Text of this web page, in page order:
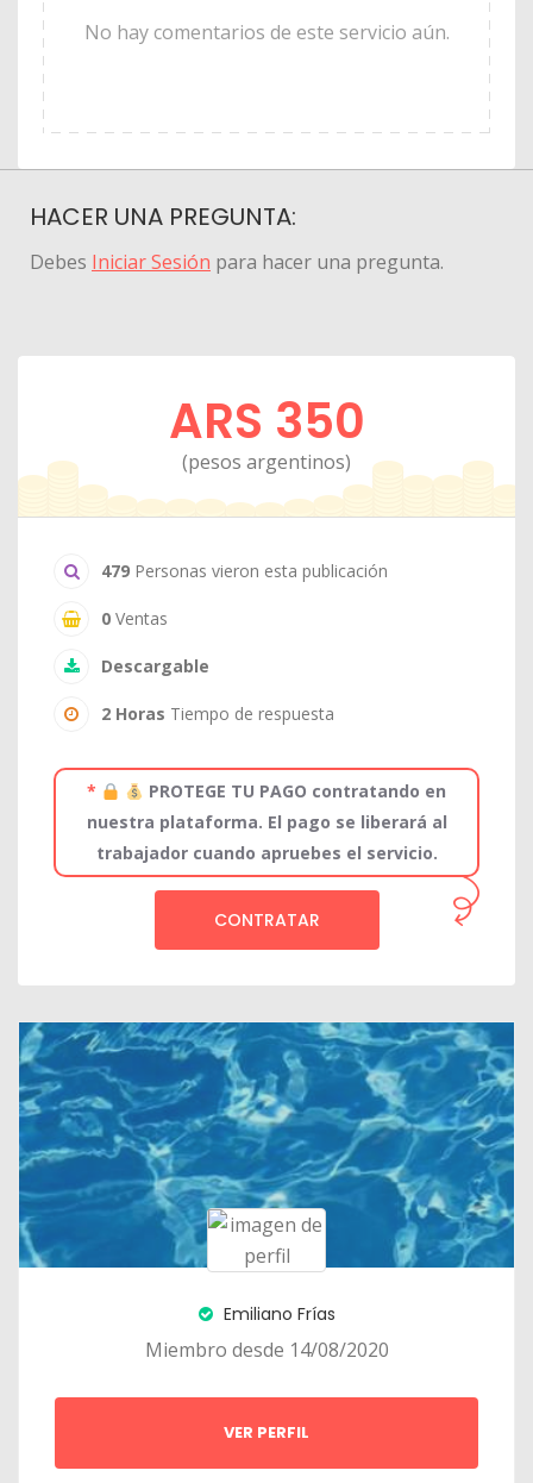
No hay comentarios de este servicio aún.
HACER UNA PREGUNTA:
Debes Iniciar Sesión para hacer una pregunta.
ARS 350
(pesos argentinos)
479 Personas vieron esta publicación
0 Ventas
Descargable
2 Horas Tiempo de respuesta
*
PROTEGE TU PAGO contratando en
nuestra plataforma. El pago se liberará al
trabajador cuando apruebes el servicio.
CONTRATAR
Emiliano Frías
Miembro desde 14/08/2020
VER PERFIL